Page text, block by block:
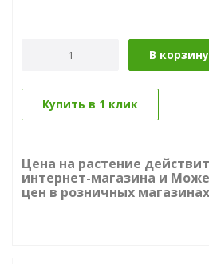
В корзину
Купить в 1 клик
Цена на растение
интернет-магазина и
цен в розничных